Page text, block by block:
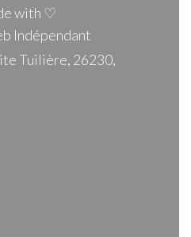
with ♡
Indépendant
Tuilière, 26230,